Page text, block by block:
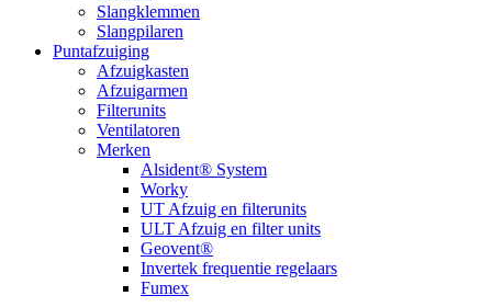
Slangklemmen
Slangpilaren
Puntafzuiging
Afzuigkasten
Afzuigarmen
Filterunits
Ventilatoren
Merken
Alsident® System
Worky
UT Afzuig en filterunits
ULT Afzuig en filter units
Geovent®
Invertek frequentie regelaars
Fumex